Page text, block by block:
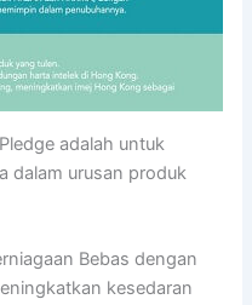
adalah untuk
dalam urusan produk
Bebas dengan
kesedaran